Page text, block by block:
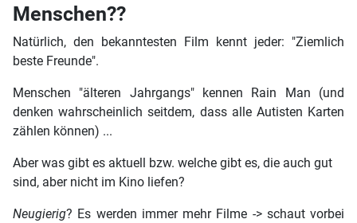
Menschen??
Natürlich, den bekanntesten Film kennt jeder: "Ziemlich
beste Freunde".
Menschen "älteren Jahrgangs" kennen Rain Man (und
denken wahrscheinlich seitdem, dass alle Autisten Karten
zählen können) ...
Aber was gibt es aktuell bzw. welche gibt es, die auch gut
sind, aber nicht im Kino liefen?
Neugierig? Es werden immer mehr Filme -> schaut vorbei